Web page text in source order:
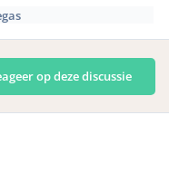
op deze discussie